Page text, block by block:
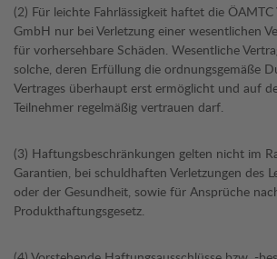
(2) Für leichte Fahrlässigkeit haftet die
GmbH nur bei Verletzung einer wesentlichen
für vorhersehbare Schäden. Wesentliche
solche, deren Erfüllung die ordnungsgemäße
Vertrages überhaupt erst ermöglicht und auf
Teilnehmer regelmäßig vertrauen darf.
(3) Haftungsbeschränkungen gelten nicht im
Garantien, bei schuldhaften Verletzungen des
oder der Gesundheit, sowie für Ansprüche
Produkthaftungsgesetz.